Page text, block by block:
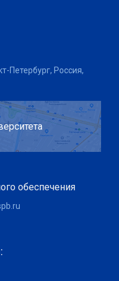
Петербург, Россия,
обеспечения